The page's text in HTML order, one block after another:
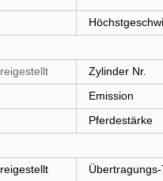
Zylinder Nr.
Emission
Pferdestärke